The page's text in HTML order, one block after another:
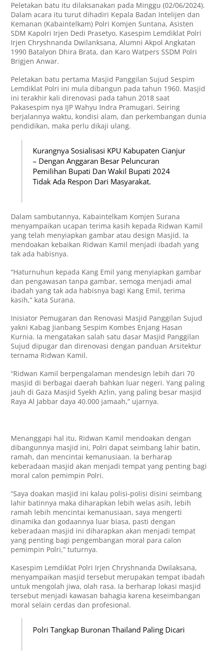
Peletakan batu itu dilaksanakan pada Minggu (02/06/2024).
Dalam acara itu turut dihadiri Kepala Badan Intelijen dan
Kemanan (Kabaintelkam) Polri Komjen Suntana, Asisten
SDM Kapolri Irjen Dedi Prasetyo, Kasespim Lemdiklat Polri
Irjen Chryshnanda Dwilanksana, Alumni Akpol Angkatan
1990 Batalyon Dhira Brata, dan Karo Watpers SSDM Polri
Brigjen Anwar.
Peletakan batu pertama Masjid Panggilan Sujud Sespim
Lemdiklat Polri ini mula dibangun pada tahun 1960. Masjid
ini terakhir kali direnovasi pada tahun 2018 saat
Pakasespim nya IJP Wahyu Indra Pramugari. Seiring
berjalannya waktu, kondisi alam, dan perkembangan dunia
pendidikan, maka perlu dikaji ulang.
Kurangnya Sosialisasi KPU Kabupaten Cianjur
– Dengan Anggaran Besar Peluncuran
Pemilihan Bupati Dan Wakil Bupati 2024
Tidak Ada Respon Dari Masyarakat.
Dalam sambutannya, Kabaintelkam Komjen Surana
menyampaikan ucapan terima kasih kepada Ridwan Kamil
yang telah menyiapkan gambar atau design Masjid. Ia
mendoakan kebaikan Ridwan Kamil menjadi ibadah yang
tak ada habisnya.
“Haturnuhun kepada Kang Emil yang menyiapkan gambar
dan pengawasan tanpa gambar, semoga menjadi amal
ibadah yang tak ada habisnya bagi Kang Emil, terima
kasih,” kata Surana.
Inisiator Pemugaran dan Renovasi Masjid Panggilan Sujud
yakni Kabag Jianbang Sespim Kombes Enjang Hasan
Kurnia. Ia mengatakan salah satu dasar Masjid Panggilan
Sujud dipugar dan direnovasi dengan panduan Arsitektur
ternama Ridwan Kamil.
“Ridwan Kamil berpengalaman mendesign lebih dari 70
masjid di berbagai daerah bahkan luar negeri. Yang paling
jauh di Gaza Masjid Syekh Azlin, yang paling besar masjid
Raya Al Jabbar daya 40.000 jamaah,” ujarnya.
Menanggapi hal itu, Ridwan Kamil mendoakan dengan
dibangunnya masjid ini, Polri dapat seimbang lahir batin,
ramah, dan mencintai kemanusiaan. Ia berharap
keberadaan masjid akan menjadi tempat yang penting bagi
moral calon pemimpin Polri.
“Saya doakan masjid ini kalau polisi-polisi disini seimbang
lahir batinnya maka diharapkan lebih welas asih, lebih
ramah lebih mencintai kemanusiaan, saya mengerti
dinamika dan godaannya luar biasa, pasti dengan
keberadaan masjid ini diharapkan akan menjadi tempat
yang penting bagi pengembangan moral para calon
pemimpin Polri,” tuturnya.
Kasespim Lemdiklat Polri Irjen Chryshnanda Dwilaksana,
menyampaikan masjid tersebut merupakan tempat ibadah
untuk mengolah jiwa, olah rasa. Ia berharap lokasi masjid
tersebut menjadi kawasan bahagia karena keseimbangan
moral selain cerdas dan profesional.
Polri Tangkap Buronan Thailand Paling Dicari